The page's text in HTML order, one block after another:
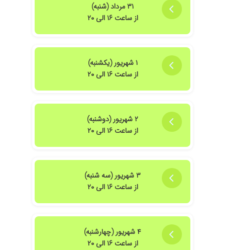
۳۱ مرداد (شنبه)
از ساعت ۱۶ الی ۲۰
۱ شهریور (یکشنبه)
از ساعت ۱۶ الی ۲۰
۲ شهریور (دوشنبه)
از ساعت ۱۶ الی ۲۰
۳ شهریور (سه شنبه)
از ساعت ۱۶ الی ۲۰
۴ شهریور (چهارشنبه)
از ساعت ۱۶ الی ۲۰